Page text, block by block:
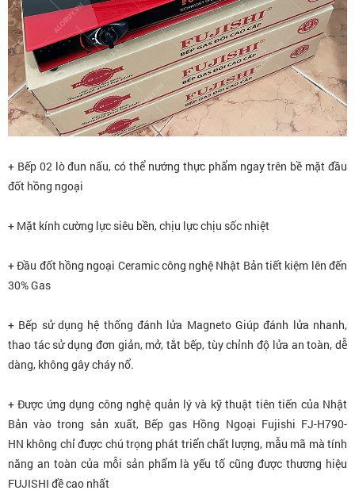
+ Bếp 02 lò đun nấu, có thể nướng thực phẩm ngay trên bề mặt đầu
đốt hồng ngoại
+ Mặt kính cường lực siêu bền, chịu lực chịu sốc nhiệt
+ Đầu đốt hồng ngoại Ceramic công nghệ Nhật Bản tiết kiệm lên đến
30% Gas
+ Bếp sử dụng hệ thống đánh lửa Magneto Giúp đánh lửa nhanh,
thao tác sử dụng đơn giản, mở, tắt bếp, tùy chỉnh độ lửa an toàn, dễ
dàng, không gây cháy nổ.
+ Được ứng dụng công nghệ quản lý và kỹ thuật tiên tiến của Nhật
Bản vào trong sản xuất, Bếp gas Hồng Ngoại Fujishi FJ-H790-
HN không chỉ được chú trọng phát triển chất lượng, mẫu mã mà tính
năng an toàn của mỗi sản phẩm là yếu tố cũng được thương hiệu
FUJISHI đề cao nhất